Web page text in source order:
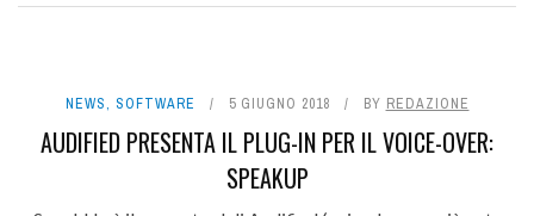
NEWS, SOFTWARE 5 GIUGNO 2018 BY REDAZIONE
AUDIFIED PRESENTA IL PLUG-IN PER IL VOICE-OVER:
SPEAKUP